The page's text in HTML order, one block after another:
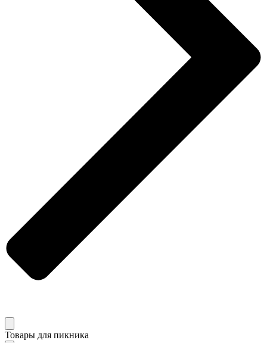
Товары для пикника